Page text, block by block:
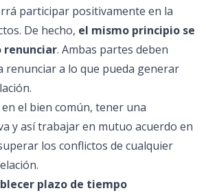
participar positivamente en la
De hecho, el mismo principio se
renunciar. Ambas partes deben
renunciar a lo que pueda generar
el bien común, tener una
y así trabajar en mutuo acuerdo en
los conflictos de cualquier
plazo de tiempo